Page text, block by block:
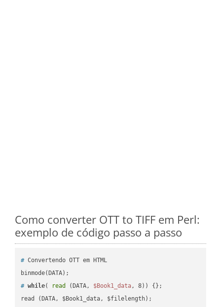
Como converter OTT to TIFF em Perl:
exemplo de código passo a passo
# Convertendo OTT em HTML
# while( read (DATA, $Book1_data, 8)) {};
read (DATA, $Book1_data, $filelength);